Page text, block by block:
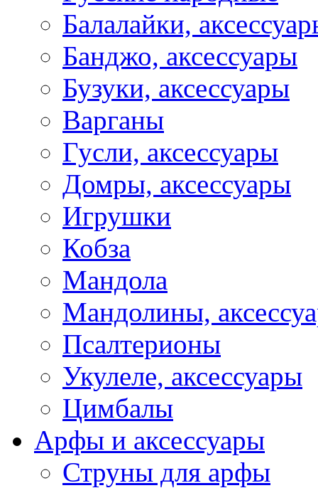
Балалайки,
Банджо, аксессуары
Бузуки, аксессуары
Варганы
Гусли, аксессуары
Домры, аксессуары
Игрушки
Кобза
Мандола
Мандолины,
Псалтерионы
Укулеле, аксессуары
Цимбалы
Арфы и аксессуары
Струны для арфы